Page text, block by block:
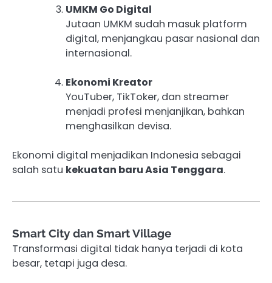
UMKM Go Digital
Jutaan UMKM sudah masuk platform
digital, menjangkau pasar nasional dan
internasional.
Ekonomi Kreator
YouTuber, TikToker, dan streamer
menjadi profesi menjanjikan, bahkan
menghasilkan devisa.
Ekonomi digital menjadikan Indonesia sebagai
salah satu kekuatan baru Asia Tenggara.
Smart City dan Smart Village
Transformasi digital tidak hanya terjadi di kota
besar, tetapi juga desa.